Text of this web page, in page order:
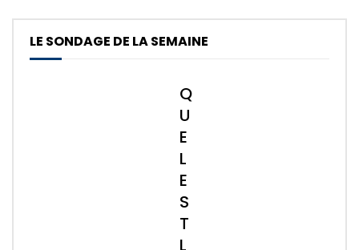
LE SONDAGE DE LA SEMAINE
Q
U
E
L
E
S
T
L